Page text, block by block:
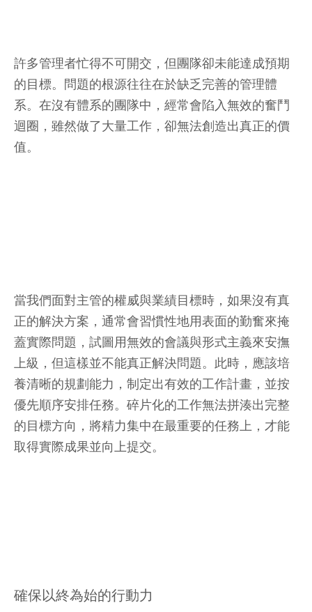
許多管理者忙得不可開交，但團隊卻未能達成預期
的目標。問題的根源往往在於缺乏完善的管理體
系。在沒有體系的團隊中，經常會陷入無效的奮鬥
迴圈，雖然做了大量工作，卻無法創造出真正的價
值。
當我們面對主管的權威與業績目標時，如果沒有真
正的解決方案，通常會習慣性地用表面的勤奮來掩
蓋實際問題，試圖用無效的會議與形式主義來安撫
上級，但這樣並不能真正解決問題。此時，應該培
養清晰的規劃能力，制定出有效的工作計畫，並按
優先順序安排任務。碎片化的工作無法拼湊出完整
的目標方向，將精力集中在最重要的任務上，才能
取得實際成果並向上提交。
確保以終為始的行動力